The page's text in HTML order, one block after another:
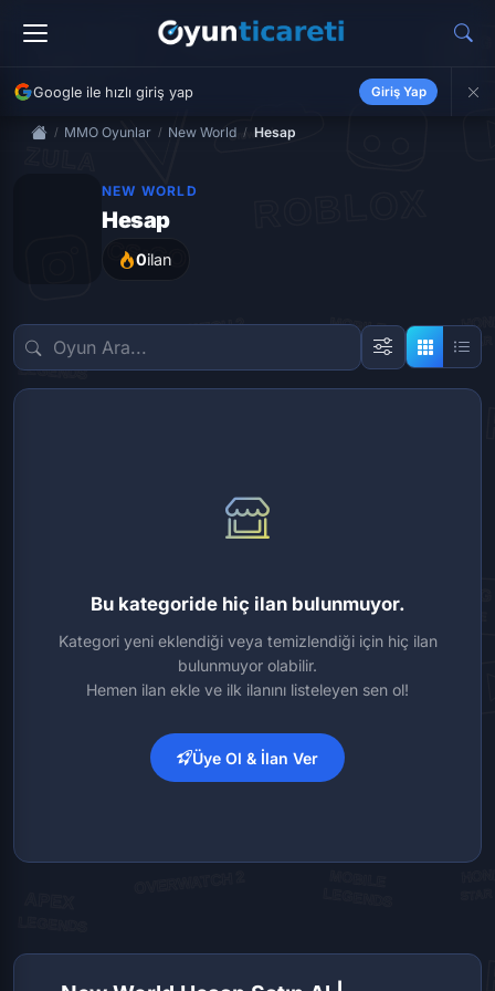
Google ile hızlı giriş yap Giriş Yap
MMO Oyunlar New World Hesap
NEW WORLD
Hesap
0ilan
Bu kategoride hiç ilan bulunmuyor.
Kategori yeni eklendiği veya temizlendiği için hiç ilan
bulunmuyor olabilir.
Hemen ilan ekle ve ilk ilanını listeleyen sen ol!
Üye Ol & İlan Ver